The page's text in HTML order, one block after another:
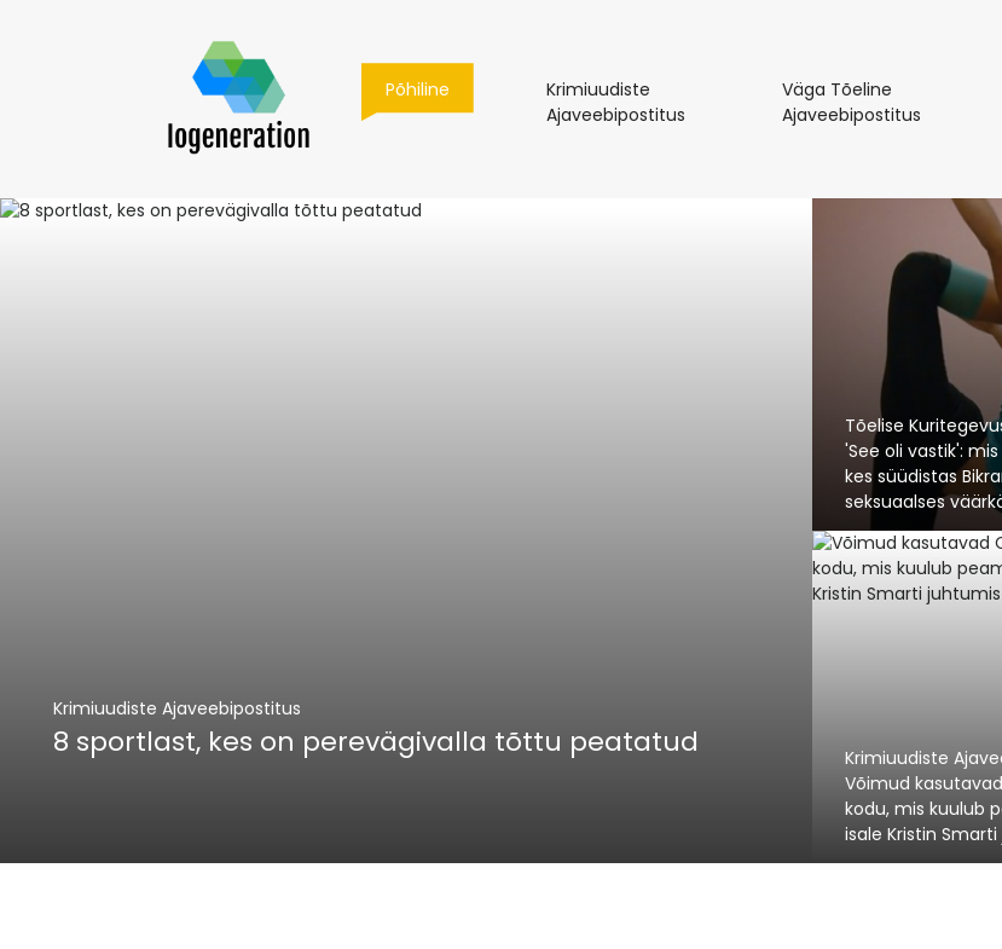
PõhilinePõhiline
Krimiuudiste
AjaveebipostitusKrimiuudiste
Väga Tõeline
AjaveebipostitusVäga
Krimiuudiste Ajaveebipostitus
8 sportlast, kes on perevägivalla tõttu peatatud
Tõelise
'See oli vastik':
kes süüdistas
seksuaalses
Krimiuudiste
Võimud
kodu, mis kuulub
isale Kristin